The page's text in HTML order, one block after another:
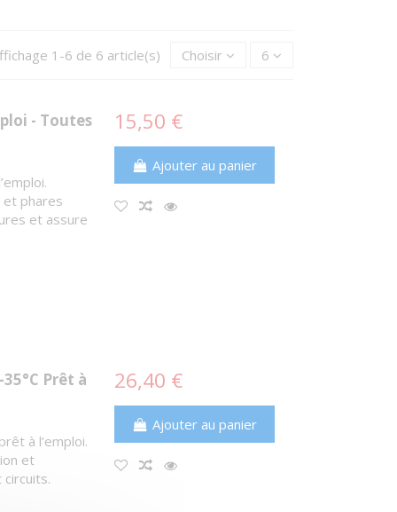
1-6 de 6 article(s) Choisir 6
- Toutes
phares
et assure
15,50 €
Ajouter au panier
Prêt à
à l’emploi.
et
26,40 €
Ajouter au panier